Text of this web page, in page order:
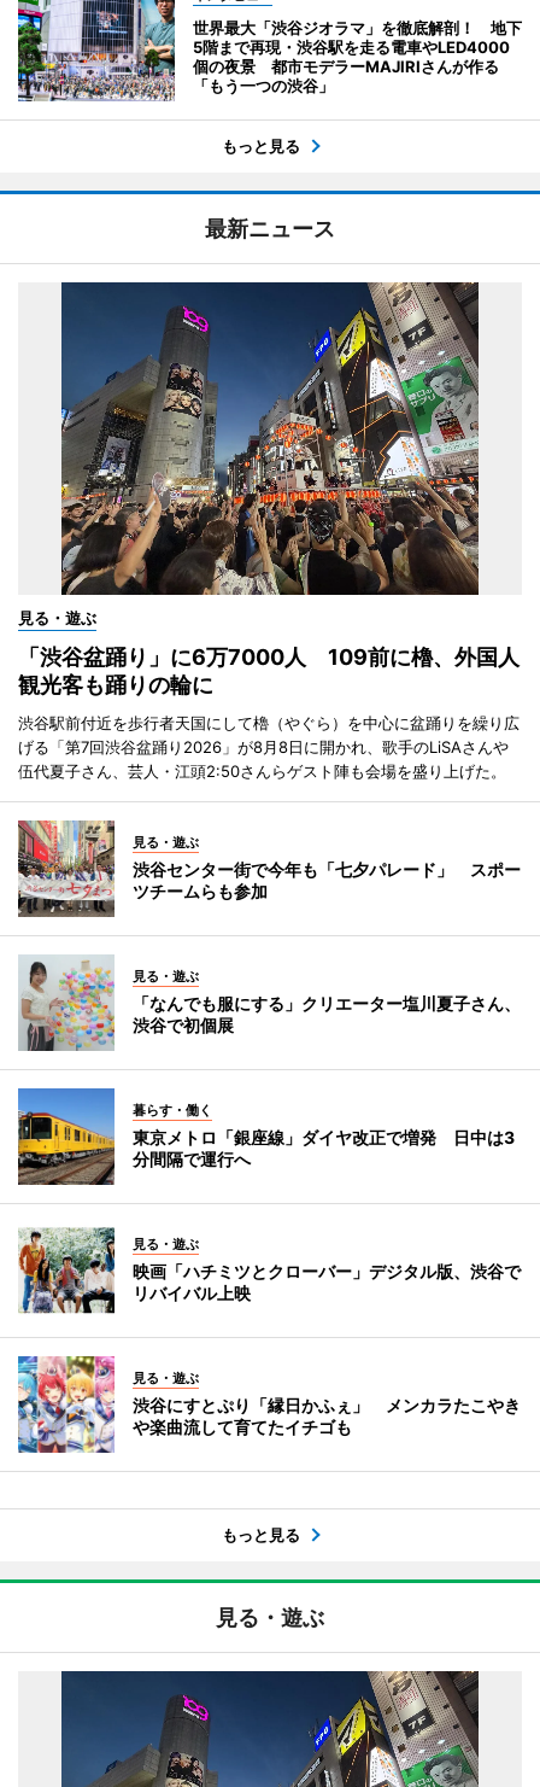
世界最大「渋谷ジオラマ」を徹底解剖！ 地下
5階まで再現・渋谷駅を走る電車やLED4000
個の夜景 都市モデラーMAJIRIさんが作る
「もう一つの渋谷」
もっと見る
最新ニュース
見る・遊ぶ
「渋谷盆踊り」に6万7000人 109前に櫓、外国人
観光客も踊りの輪に
渋谷駅前付近を歩行者天国にして櫓（やぐら）を中心に盆踊りを繰り広
げる「第7回渋谷盆踊り2026」が8月8日に開かれ、歌手のLiSAさんや
伍代夏子さん、芸人・江頭2:50さんらゲスト陣も会場を盛り上げた。
見る・遊ぶ
渋谷センター街で今年も「七夕パレード」 スポー
ツチームらも参加
見る・遊ぶ
「なんでも服にする」クリエーター塩川夏子さん、
渋谷で初個展
暮らす・働く
東京メトロ「銀座線」ダイヤ改正で増発 日中は3
分間隔で運行へ
見る・遊ぶ
映画「ハチミツとクローバー」デジタル版、渋谷で
リバイバル上映
見る・遊ぶ
渋谷にすとぷり「縁日かふぇ」 メンカラたこやき
や楽曲流して育てたイチゴも
もっと見る
見る・遊ぶ